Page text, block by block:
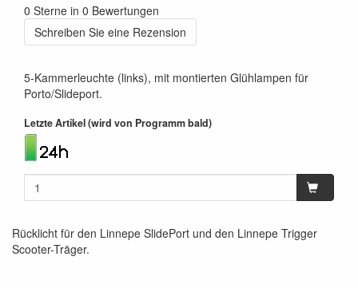
0 Sterne in 0 Bewertungen
Schreiben Sie eine Rezension
5-Kammerleuchte (links), mit montierten Glühlampen für
Porto/Slideport.
Letzte Artikel (wird von Programm bald)
Rücklicht für den Linnepe SlidePort und den Linnepe Trigger
Scooter-Träger.